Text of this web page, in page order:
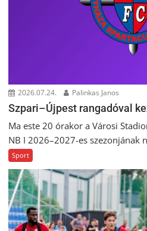
2026.07.24. Palinkas Janos
Szpari–Újpest rangadóval
Ma este 20 órakor a Városi
NB I 2026–2027-es szezonjának
Sport